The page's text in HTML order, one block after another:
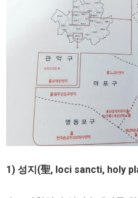
1) 성지(聖, loci sancti, holy